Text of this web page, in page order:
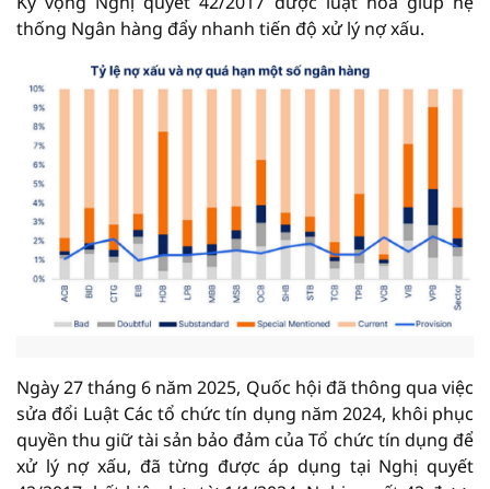
thống Ngân hàng đẩy nhanh tiến độ xử lý nợ xấu.
Ngày 27 tháng 6 năm 2025, Quốc hội đã thông qua việc
sửa đổi Luật Các tổ chức tín dụng năm 2024, khôi phục
quyền thu giữ tài sản bảo đảm của Tổ chức tín dụng để
xử lý nợ xấu, đã từng được áp dụng tại Nghị quyết